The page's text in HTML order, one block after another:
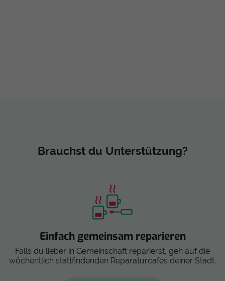
Brauchst du Unterstützung?
Einfach gemeinsam reparieren
Falls du lieber in Gemeinschaft reparierst, geh auf die
wöchentlich stattfindenden Reparaturcafés deiner Stadt.